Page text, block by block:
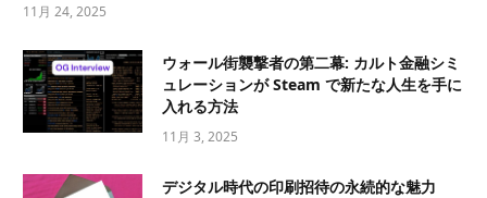
11月 24, 2025
ウォール街襲撃者の第二幕: カルト金融シミ
ュレーションが Steam で新たな人生を手に
入れる方法
11月 3, 2025
デジタル時代の印刷招待の永続的な魅力